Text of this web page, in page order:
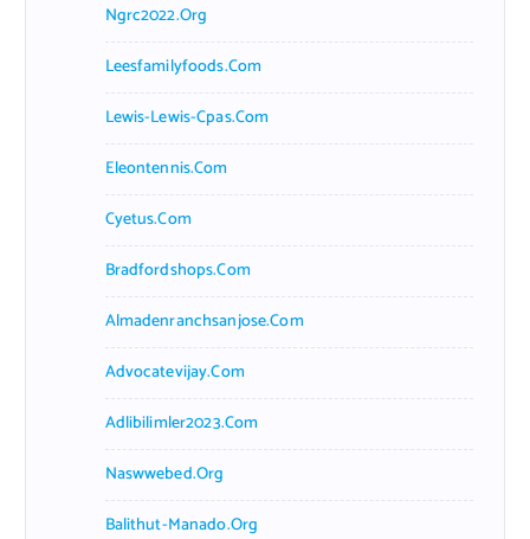
Ngrc2022.org
Leesfamilyfoods.com
Lewis-Lewis-Cpas.com
Eleontennis.com
Cyetus.com
Bradfordshops.com
Almadenranchsanjose.com
Advocatevijay.com
Adlibilimler2023.com
Naswwebed.org
Balithut-Manado.org